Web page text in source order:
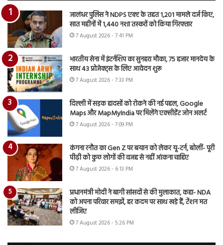
जालंधर पुलिस ने NDPS एक्ट के तहत 1,201 मामले दर्ज किए,
सात महीनों में 1,440 नशा तस्करों को किया गिरफ्तार
7 August 2026 - 7:41 PM
भारतीय सेना में इंटर्नशिप का सुनहरा मौका, 75 हजार मानदेय के
साथ 43 प्रोजेक्ट्स के लिए आवेदन शुरू
7 August 2026 - 7:33 PM
दिल्ली में सड़क हादसों को रोकने की नई पहल, Google
Maps और MapMyIndia पर मिलेंगे एक्सीडेंट जोन अलर्ट
7 August 2026 - 7:09 PM
कंगना रनौत का Gen Z पर बयान को लेकर यू-टर्न, बोलीं- पूरी
पीढ़ी को कुछ लोगों की वजह से नहीं आंकना चाहिए
7 August 2026 - 6:13 PM
प्रधानमंत्री मोदी ने बागी सांसदों से की मुलाकात, कहा- NDA
को अपना परिवार समझें, हर कदम पर साथ खड़े हैं, टेंशन मत
लीजिए
7 August 2026 - 5:26 PM